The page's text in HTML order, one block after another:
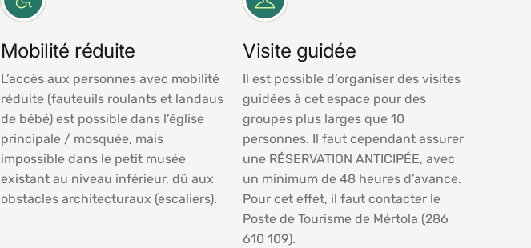
Mobilité réduite
L’accès aux personnes avec mobilité
réduite (fauteuils roulants et landaus
de bébé) est possible dans l’église
principale / mosquée, mais
impossible dans le petit musée
existant au niveau inférieur, dû aux
obstacles architecturaux (escaliers).
Visite guidée
Il est possible d’organiser des visites
guidées à cet espace pour des
groupes plus larges que 10
personnes. Il faut cependant assurer
une RÉSERVATION ANTICIPÉE, avec
un minimum de 48 heures d’avance.
Pour cet effet, il faut contacter le
Poste de Tourisme de Mértola (286
610 109).